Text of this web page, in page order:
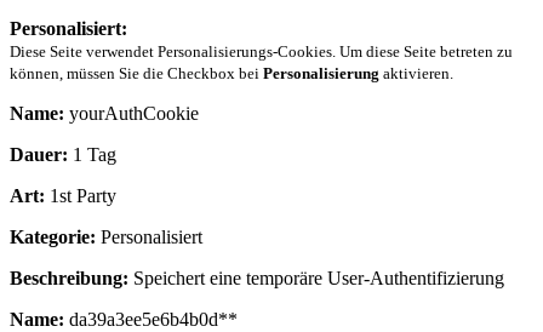
Personalisiert:
Diese Seite verwendet Personalisierungs-Cookies. Um diese Seite betreten zu
können, müssen Sie die Checkbox bei Personalisierung aktivieren.
Name: yourAuthCookie
Dauer: 1 Tag
Art: 1st Party
Kategorie: Personalisiert
Beschreibung: Speichert eine temporäre User-Authentifizierung
Name: da39a3ee5e6b4b0d**